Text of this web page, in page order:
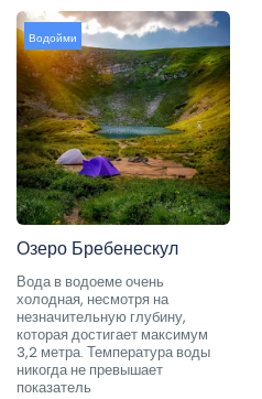
Водойми
Озеро Бребенескул
Вода в водоеме очень
холодная, несмотря на
незначительную глубину,
которая достигает максимум
3,2 метра. Температура воды
никогда не превышает
показатель